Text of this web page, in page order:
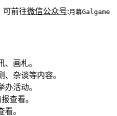
可前往微信公众号: 月幕Galgame
、画札。
杂谈等内容。
办活动。
查看。
。